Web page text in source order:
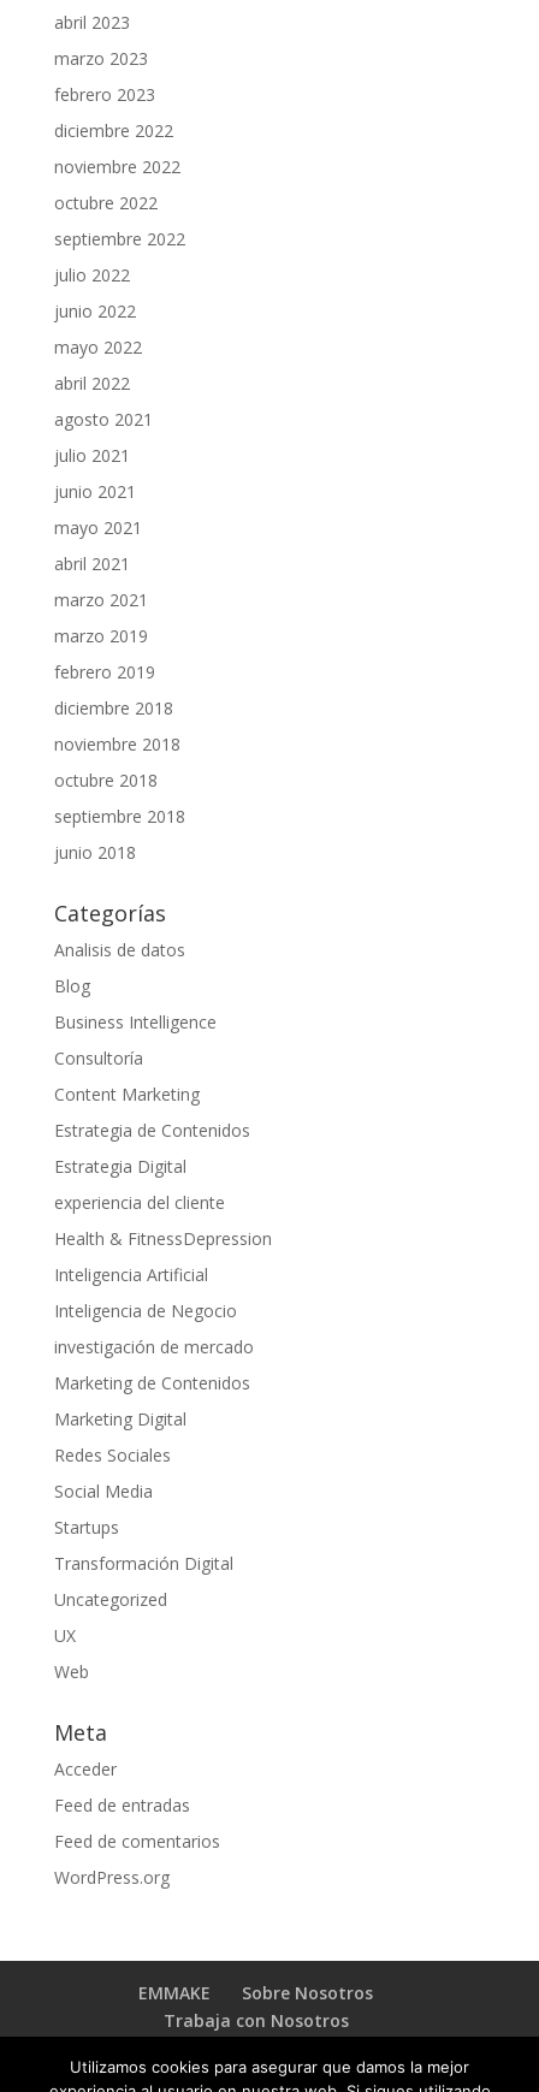
abril 2023
marzo 2023
febrero 2023
diciembre 2022
noviembre 2022
octubre 2022
septiembre 2022
julio 2022
junio 2022
mayo 2022
abril 2022
agosto 2021
julio 2021
junio 2021
mayo 2021
abril 2021
marzo 2021
marzo 2019
febrero 2019
diciembre 2018
noviembre 2018
octubre 2018
septiembre 2018
junio 2018
Categorías
Analisis de datos
Blog
Business Intelligence
Consultoría
Content Marketing
Estrategia de Contenidos
Estrategia Digital
experiencia del cliente
Health & FitnessDepression
Inteligencia Artificial
Inteligencia de Negocio
investigación de mercado
Marketing de Contenidos
Marketing Digital
Redes Sociales
Social Media
Startups
Transformación Digital
Uncategorized
UX
Web
Meta
Acceder
Feed de entradas
Feed de comentarios
WordPress.org
EMMAKE
Sobre Nosotros
Trabaja con Nosotros
Utilizamos cookies para asegurar que damos la mejor